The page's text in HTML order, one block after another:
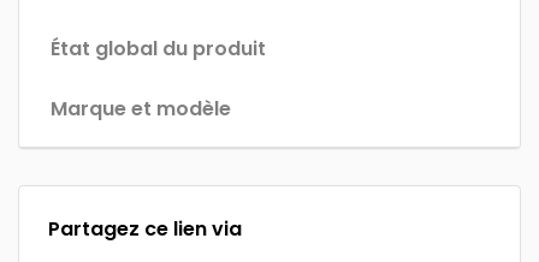
État global du produit
Marque et modèle
Partagez ce lien via